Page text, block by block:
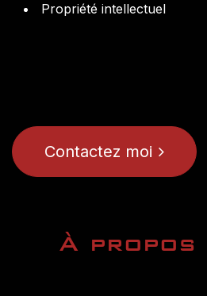
Propriété intellectuel
Contactez moi
À propos